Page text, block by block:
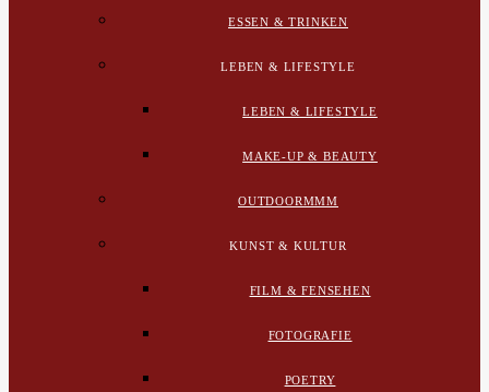
ESSEN & TRINKEN
LEBEN & LIFESTYLE
LEBEN & LIFESTYLE
MAKE-UP & BEAUTY
OUTDOORMMM
KUNST & KULTUR
FILM & FENSEHEN
FOTOGRAFIE
POETRY